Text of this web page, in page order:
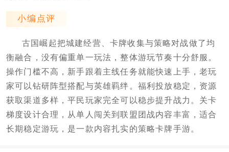
小编点评
古国崛起把城建经营、卡牌收集与策略对战做了均
衡融合，没有偏重单一玩法，整体游玩节奏十分舒服。
操作门槛不高，新手跟着主线任务就能快速上手，老玩
家可以钻研阵型搭配与英雄羁绊。福利投放稳定，资源
获取渠道多样，平民玩家完全可以稳步提升战力。关卡
梯度设计合理，从单人闯关到联盟团战内容丰富，适合
长期稳定游玩，是一款内容扎实的策略卡牌手游。